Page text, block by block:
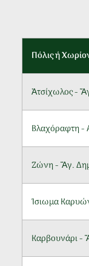
Πόλις ή
Ἀτσίχωλος -
Βλαχόραφτη -
Ζώνη - Ἅγ.
Ίσιωμα
Καρβουνάρι -